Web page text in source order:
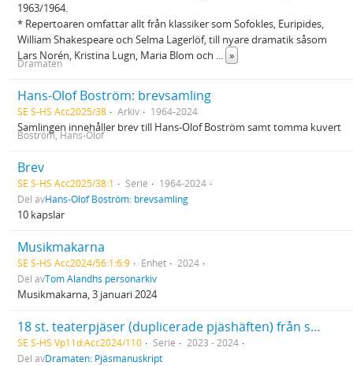
1963/1964.
* Repertoaren omfattar allt från klassiker som Sofokles, Euripides,
William Shakespeare och Selma Lagerlöf, till nyare dramatik såsom
Lars Norén, Kristina Lugn, Maria Blom och ... »
Dramaten
Hans-Olof Boström: brevsamling
SE S-HS Acc2025/38 Arkiv 1964-2024
Samlingen innehåller brev till Hans-Olof Boström samt tomma kuvert
Boström, Hans-Olof
Brev
SE S-HS Acc2025/38:1 Serie
1964-2024
Del avHans-Olof Boström: brevsamling
10 kapslar
Musikmakarna
SE S-HS Acc2024/56:1:6:9 Enhet
2024
Del avTom Alandhs personarkiv
Musikmakarna, 3 januari 2024
18 st. teaterpjäser (duplicerade pjäshäften) från spelåret 2023/2024
SE S-HS Vp11d:Acc2024/110 Serie
2023 - 2024
Del avDramaten: Pjäsmanuskript